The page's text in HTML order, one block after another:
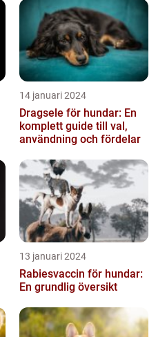
14 januari 2024
Dragsele för hundar: En
komplett guide till val,
användning och fördelar
13 januari 2024
Rabiesvaccin för hundar:
En grundlig översikt